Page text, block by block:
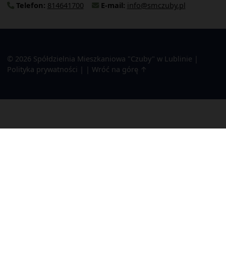
Telefon: 814641700 E-mail: info@smczuby.pl
© 2026 Spółdzielnia Mieszkaniowa "Czuby" w Lublinie
Polityka prywatności
Wróć na górę ↑